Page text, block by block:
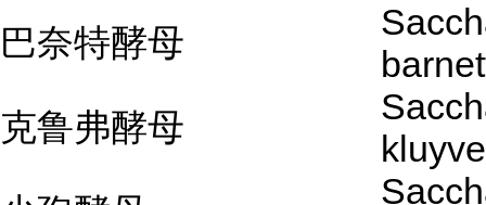
巴奈特酵母
克鲁弗酵母